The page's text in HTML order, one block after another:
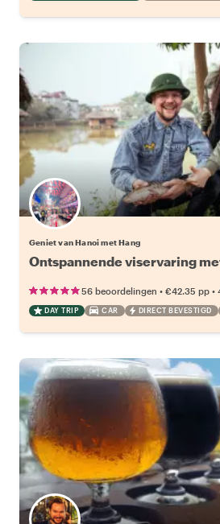
Geniet van Hanoi met Hang
Ontspannende viservaring
56 beoordelingen • €42.35 pp •
DAY TRIP CAR DIRECT BEVESTIGD